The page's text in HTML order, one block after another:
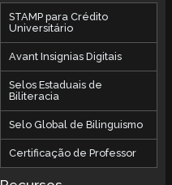
STAMP para Crédito
Universitário
Avant Insignias Digitais
Selos Estaduais de
Biliteracia
Selo Global de Bilinguismo
Certificação de Professor